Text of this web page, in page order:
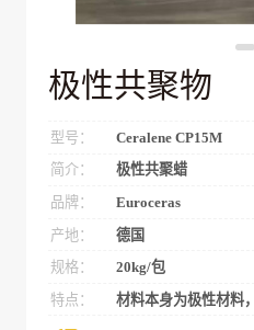
极性共聚物
型号：
Ceralene CP15M
简介：
极性共聚蜡
品牌：
Euroceras
产地：
德国
规格：
20kg/包
特点：
材料本身为极性材料